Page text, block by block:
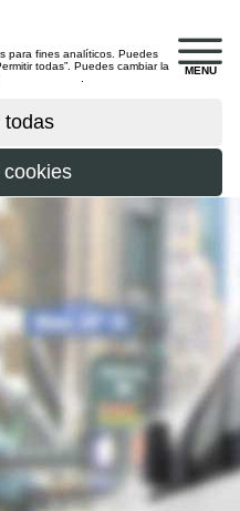
MENU
para fines analíticos. Puedes
todas”. Puedes cambiar la